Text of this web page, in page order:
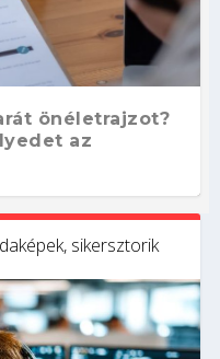
önéletrajzot?
az
sikersztorik